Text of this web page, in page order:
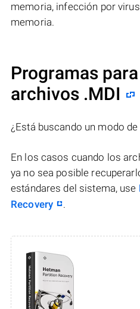
memoria, infección por
memoria.
Programas
archivos .MDI
¿Está buscando un modo
En los casos cuando los
ya no sea posible
estándares del sistema, use
Recovery
.